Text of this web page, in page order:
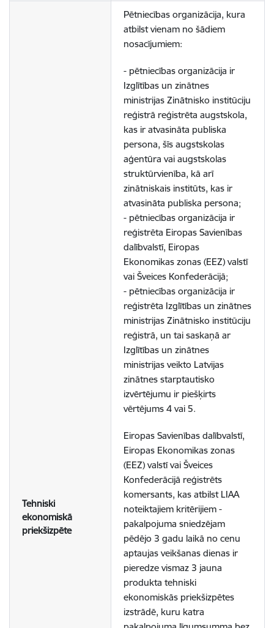
Tehniski
ekonomiskā
priekšizpēte
Pētniecības organizācija, kura
atbilst vienam no šādiem
nosacījumiem:
- pētniecības organizācija ir
Izglītības un zinātnes
ministrijas Zinātnisko institūciju
reģistrā reģistrēta augstskola,
kas ir atvasināta publiska
persona, šīs augstskolas
aģentūra vai augstskolas
struktūrvienība, kā arī
zinātniskais institūts, kas ir
atvasināta publiska persona;
- pētniecības organizācija ir
reģistrēta Eiropas Savienības
dalībvalstī, Eiropas
Ekonomikas zonas (EEZ) valstī
vai Šveices Konfederācijā;
- pētniecības organizācija ir
reģistrēta Izglītības un zinātnes
ministrijas Zinātnisko institūciju
reģistrā, un tai saskaņā ar
Izglītības un zinātnes
ministrijas veikto Latvijas
zinātnes starptautisko
izvērtējumu ir piešķirts
vērtējums 4 vai 5.
Eiropas Savienības dalībvalstī,
Eiropas Ekonomikas zonas
(EEZ) valstī vai Šveices
Konfederācijā reģistrēts
komersants, kas atbilst LIAA
noteiktajiem kritērijiem -
pakalpojuma sniedzējam
pēdējo 3 gadu laikā no cenu
aptaujas veikšanas dienas ir
pieredze vismaz 3 jauna
produkta tehniski
ekonomiskās priekšizpētes
izstrādē, kuru katra